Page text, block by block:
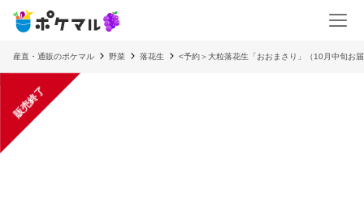
産直・通販のポケマル 野菜 落花生 <予約＞大粒落花生「おおまさり」（10月中旬お
販売終了